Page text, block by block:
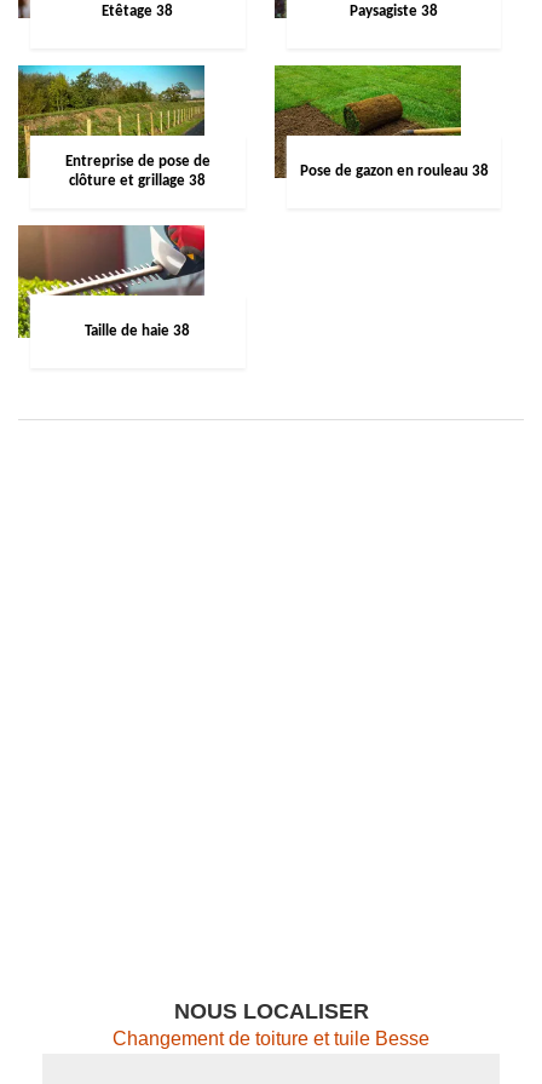
Etêtage 38 Paysagiste 38
Entreprise de pose de
clôture et grillage 38
Pose de gazon en rouleau 38
Taille de haie 38
NOUS LOCALISER
Changement de toiture et tuile Besse